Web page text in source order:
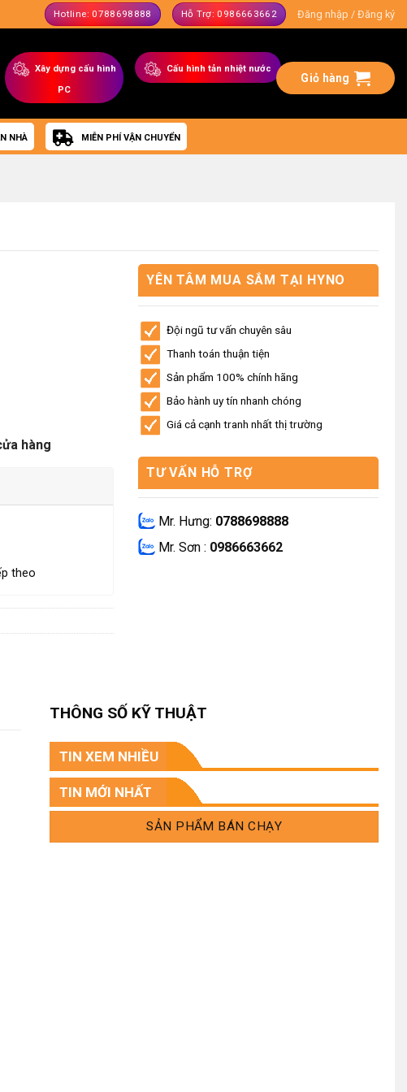
Hotline: 0788698888 Hỗ Trợ: 0986663662 Đăng nhập / Đăng ký
Xây dựng cấu hình
PC
Cấu hình tản nhiệt nước
Giỏ hàng
NHÀ MIỄN PHÍ VẬN CHUYỂN
hàng
theo
YÊN TÂM MUA SẮM TẠI HYNO
Đội ngũ tư vấn chuyên sâu
Thanh toán thuận tiện
Sản phẩm 100% chính hãng
Bảo hành uy tín nhanh chóng
Giá cả cạnh tranh nhất thị trường
TƯ VẤN HỖ TRỢ
Mr. Hưng: 0788698888
Mr. Sơn : 0986663662
THÔNG SỐ KỸ THUẬT
TIN XEM NHIỀU
TIN MỚI NHẤT
SẢN PHẨM BÁN CHẠY